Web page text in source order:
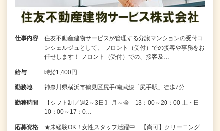
仕事内容
住友不動産建物サービスが管理する分譲マンションの受付コ
ンシェルジュとして、 フロント（受付）での接客や事務をお
任せします！ フロント（受付）での、接客及…
給与 時給1,400円
勤務地 神奈川県横浜市鶴見区尻手/南武線「尻手駅」徒歩7分
勤務時間
【シフト制／週2～3日】 月～金 13：00～20：00 土・日
10：00～17：0…
応募資格
★未経験OK！女性スタッフ活躍中！【尚可】クリーニング